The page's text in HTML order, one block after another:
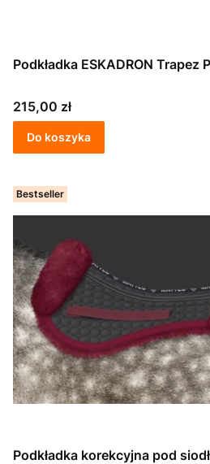
Podkładka ESKADRON Trapez
Cena
215,00 zł
Do koszyka
Bestseller
Podkładka korekcyjna pod